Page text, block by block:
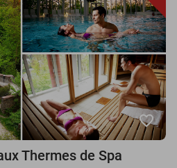
favorite_border
Thermes de Spa